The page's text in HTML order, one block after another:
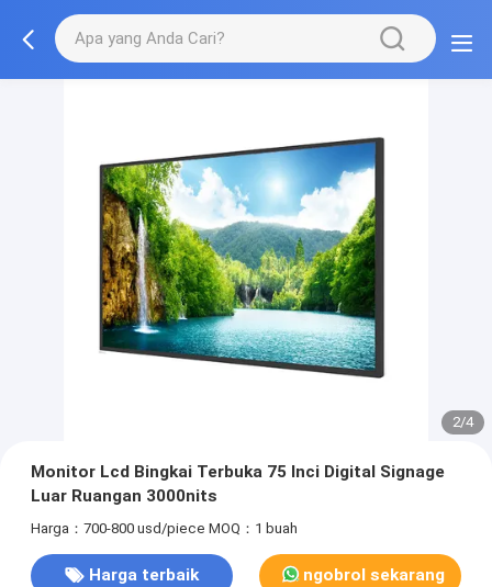
2/4
Monitor Lcd Bingkai Terbuka 75 Inci Digital Signage
Luar Ruangan 3000nits
Harga：700-800 usd/piece MOQ：1 buah
Harga terbaik ngobrol sekarang